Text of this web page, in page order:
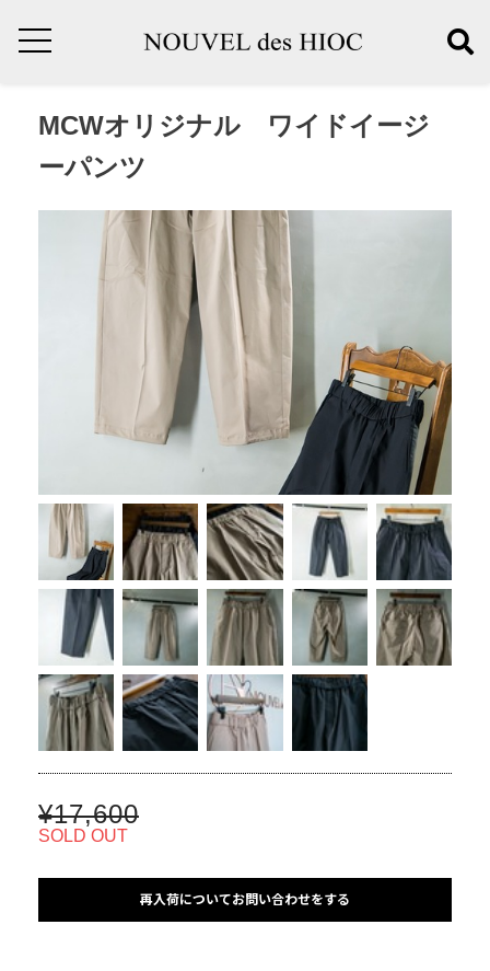
MCWオリジナル ワイドイージ
ーパンツ
¥17,600
SOLD OUT
再入荷についてお問い合わせをする